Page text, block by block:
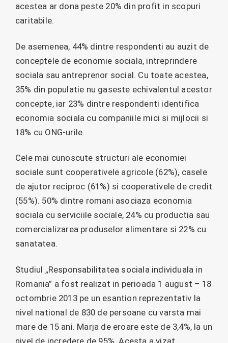
acestea ar dona peste 20% din profit in scopuri
caritabile.
De asemenea, 44% dintre respondenti au auzit de
conceptele de economie sociala, intreprindere
sociala sau antreprenor social. Cu toate acestea,
35% din populatie nu gaseste echivalentul acestor
concepte, iar 23% dintre respondenti identifica
economia sociala cu companiile mici si mijlocii si
18% cu ONG-urile.
Cele mai cunoscute structuri ale economiei
sociale sunt cooperativele agricole (62%), casele
de ajutor reciproc (61%) si cooperativele de credit
(55%). 50% dintre romani asociaza economia
sociala cu serviciile sociale, 24% cu productia sau
comercializarea produselor alimentare si 22% cu
sanatatea.
Studiul „Responsabilitatea sociala individuala in
Romania” a fost realizat in perioada 1 august – 18
octombrie 2013 pe un esantion reprezentativ la
nivel national de 830 de persoane cu varsta mai
mare de 15 ani. Marja de eroare este de 3,4%, la un
nivel de incredere de 95%. Acesta a vizat